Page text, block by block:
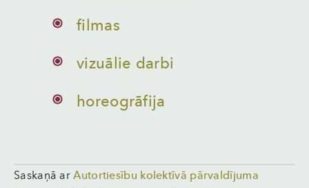
filmas
vizuālie darbi
horeogrāfija
Saskaņā arAutortiesību kolektīvā pārvaldījuma